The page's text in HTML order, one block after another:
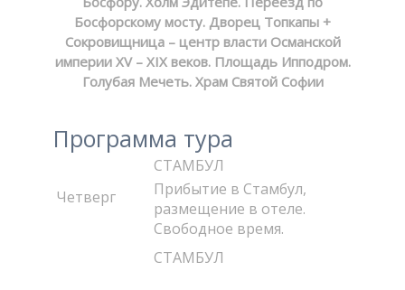
Босфорскому мосту. Дворец Топкапы +
Сокровищница – центр власти Османской
империи XV – XIX веков. Площадь Ипподром.
Голубая Мечеть. Храм Святой Софии
Программа тура
Четверг
СТАМБУЛ
Прибытие в Стамбул,
размещение в отеле.
Свободное время.
СТАМБУЛ